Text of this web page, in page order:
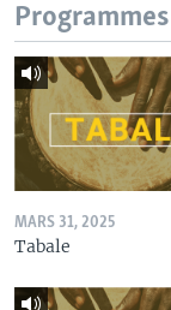
Programmes
MARS 31, 2025
Tabale